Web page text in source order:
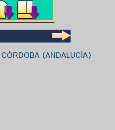
(ANDALUCÍA)